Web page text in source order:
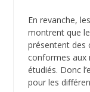
En revanche,
montrent que
présentent des
conformes aux
étudiés. Donc
pour les